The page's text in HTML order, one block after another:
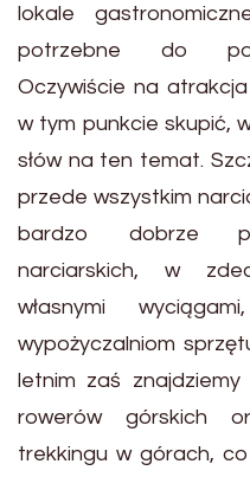
lokale
potrzebne do
Oczywiście na
w tym punkcie skupić,
słów na ten temat.
przede wszystkim
bardzo dobrze
narciarskich, w
własnymi
wypożyczalniom
letnim zaś
rowerów górskich
trekkingu w górach,